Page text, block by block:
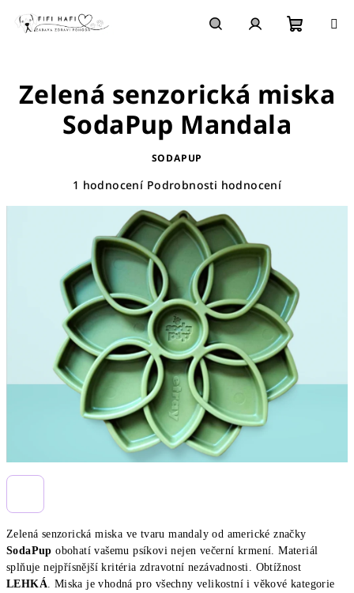
obsah
košík
Zelená senzorická miska ve tvaru mandaly od americké značky
SodaPup obohatí vašemu psíkovi nejen večerní krmení. Materiál
splňuje nejpřísnější kritéria zdravotní nezávadnosti. Obtížnost
LEHKÁ. Miska je vhodná pro všechny velikostní i věkové kategorie
Zelená senzorická miska
SodaPup Mandala
SODAPUP
Průměrné
z
5
hvězdiček.
1 hodnocení Podrobnosti hodnocení